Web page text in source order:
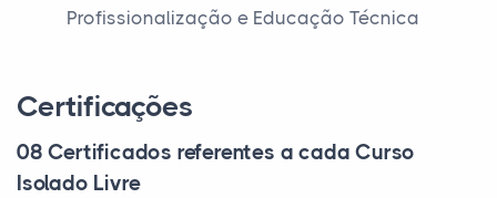
Profissionalização e Educação Técnica
Certificações
08 Certificados referentes a cada Curso
Isolado Livre